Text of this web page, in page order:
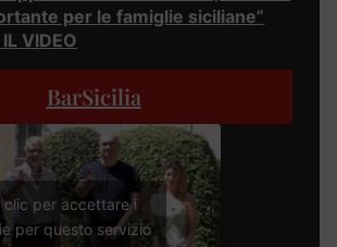
per le famiglie siciliane”
VIDEO
BarSicilia
clic per accettare i
per questo servizio